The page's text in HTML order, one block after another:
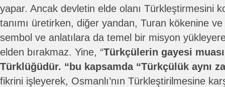
yapar. Ancak devletin elde olanı Türkleştirmesini
tanımı üretirken, diğer yandan, Turan kökenine
sembol ve anlatılara da temel bir misyon
elden bırakmaz. Yine, “Türkçülerin gayesi
Türklüğüdür. “bu kapsamda “Türkçülük aynı
fikrini işleyerek, Osmanlı’nın Türkleştirilmesine